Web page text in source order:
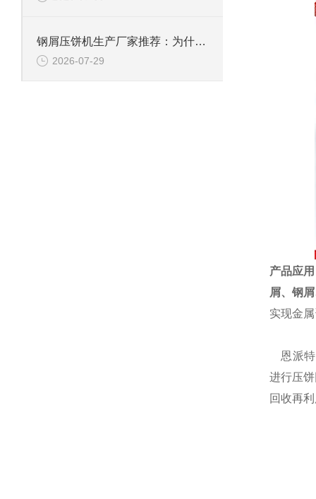
钢屑压饼机生产厂家推荐：为什么恩派特是您值得信赖的选择？
2026-07-29
产品应
屑、钢
实现金
恩派特
进行压
回收再